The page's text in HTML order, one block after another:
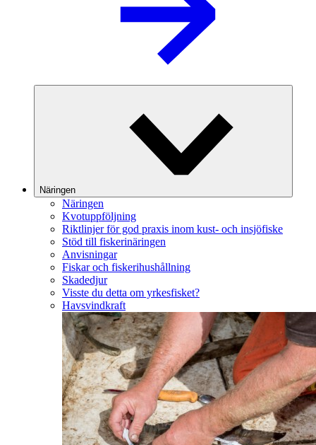
Näringen
Näringen
Kvotuppföljning
Riktlinjer för god praxis inom kust- och insjöfiske
Stöd till fiskerinäringen
Anvisningar
Fiskar och fiskerihushållning
Skadedjur
Visste du detta om yrkesfisket?
Havsvindkraft